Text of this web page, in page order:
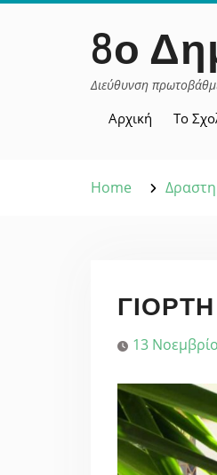
8ο
Διεύθυνση
Αρχική Το
Home
13